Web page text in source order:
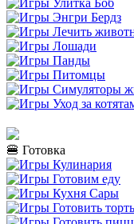
🍔 Готовка